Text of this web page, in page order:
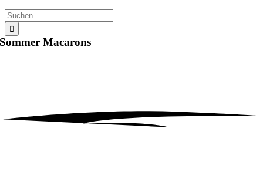
Suche
nach:
Sommer Macarons